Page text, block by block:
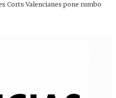
Corts Valencianes pone rumbo